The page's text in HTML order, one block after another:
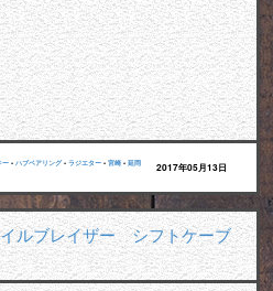
ー • ハブベアリング• ラジエター • 宮崎 • 延岡 2017年05月13日
ブレイザー シフトケーブ